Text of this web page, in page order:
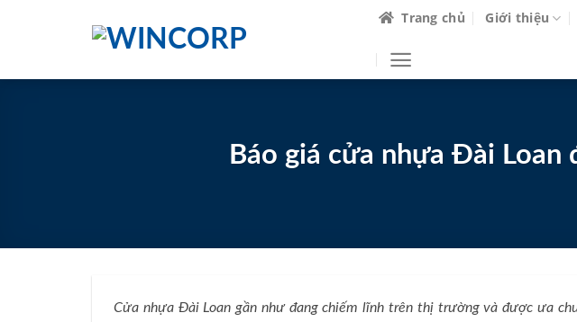
Trang chủ Giới thiệu
Báo giá cửa nhựa Đài
Cửa nhựa Đài Loan gần như đang chiếm lĩnh trên thị trường và được ưa